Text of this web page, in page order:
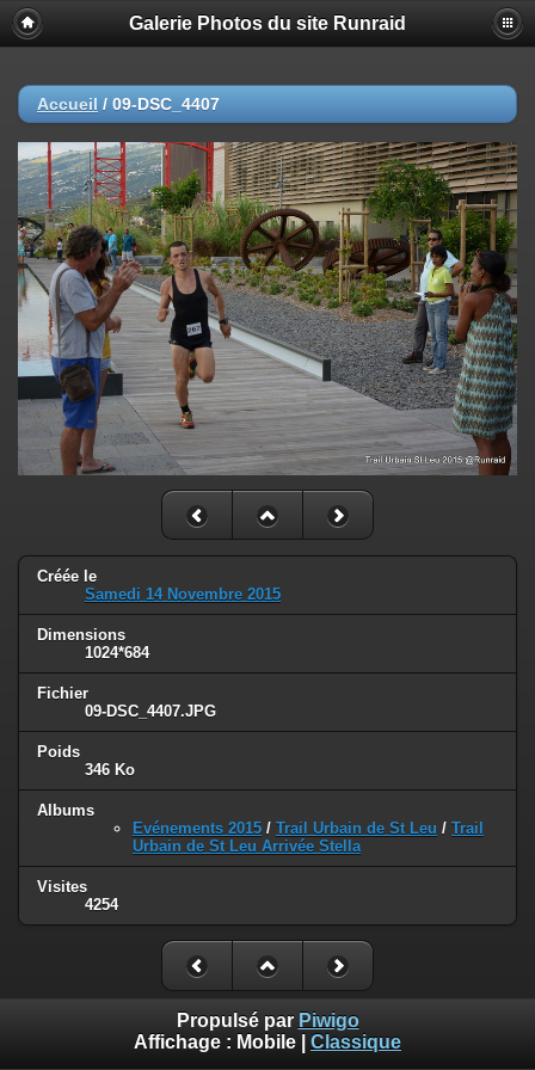
Galerie Photos du site Runraid
Accueil / 09-DSC_4407
Créée le
Samedi 14 Novembre 2015
Dimensions
1024*684
Fichier
09-DSC_4407.JPG
Poids
346 Ko
Albums
Evénements 2015 / Trail Urbain de St Leu / Trail
Urbain de St Leu Arrivée Stella
Visites
4254
Propulsé par Piwigo
Affichage : Mobile Classique